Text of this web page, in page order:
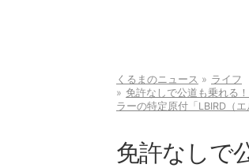
くるまのニュース
ライフ
免許なしで公道も乗れる
ラーの特定原付「LBIRD（
免許なしで